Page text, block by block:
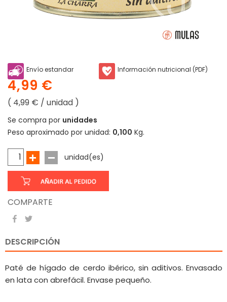
Envío estandar Información nutricional (PDF)
4,99 €
( 4,99 € / unidad )
Se compra por unidades
Peso aproximado por unidad: 0,100 Kg.
unidad(es)
COMPARTE
DESCRIPCIÓN
Paté de hígado de cerdo ibérico, sin aditivos. Envasado
en lata con abrefácil. Envase pequeño.